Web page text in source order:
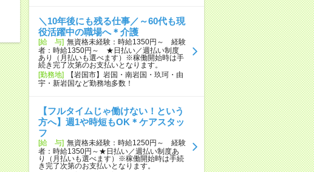
＼10年後にも残る仕事／～60代も現
役活躍中の職場へ＊介護
[給 与] 無資格未経験：時給1350円～ 経験
者：時給1350円～ ★日払い／週払い制度
あり（月払いも選べます）※稼働開始時は手
続き完了次第のお支払いとなります。
[勤務地]
【岩国市】岩国・南岩国・玖珂・由
宇・新岩国など勤務地多数！
【フルタイムじゃ働けない！という
方へ】週1や時短もOK＊ケアスタッ
フ
[給 与] 無資格未経験：時給1250円～ 経験
者：時給1350円～★日払い／週払い制度あ
り（月払いも選べます）※稼働開始時は手続
き完了次第のお支払いとなります。